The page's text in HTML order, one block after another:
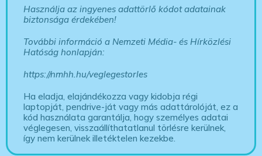
Használja az ingyenes adattörlő kódot adatainak
biztonsága érdekében!
További információ a Nemzeti Média- és Hírközlési
Hatóság honlapján:
https://nmhh.hu/veglegestorles
Ha eladja, elajándékozza vagy kidobja régi
laptopját, pendrive-ját vagy más adattárolóját, ez a
kód használata garantálja, hogy személyes adatai
véglegesen, visszaállíthatatlanul törlésre kerülnek,
így nem kerülnek illetéktelen kezekbe.